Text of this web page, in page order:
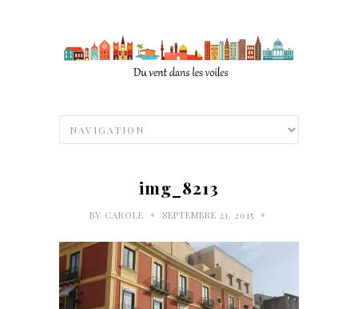
img_8213
BY CAROLE • SEPTEMBRE 21, 2015 •